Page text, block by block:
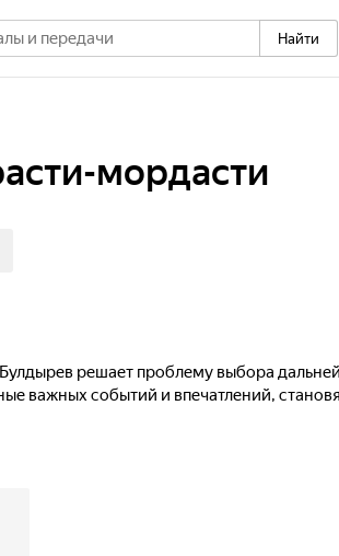
Найти
мордасти
решает проблему выбора
важных событий и впечатлений,